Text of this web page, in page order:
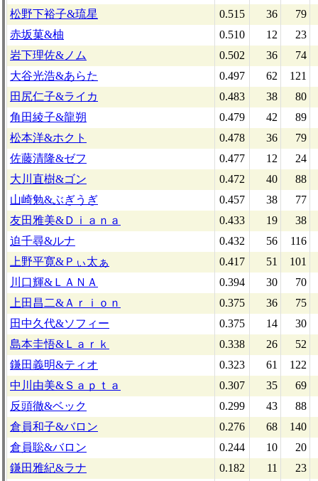
松野下裕子&琉星
0.515 36
79
赤坂菓&柚
0.510 12
23
岩下理佐&ノム
0.502 36
74
大谷光浩&あらた
0.497 62
121
田尻仁子&ライカ
0.483 38
80
角田綾子&龍朔
0.479 42
89
松本洋&ホクト
0.478 36
79
佐藤清隆&ゼフ
0.477 12
24
大川直樹&ゴン
0.472 40
88
山崎勉&ぶぎうぎ
0.457 38
77
友田雅美&Ｄｉａｎａ
0.433 19
38
迫千尋&ルナ
0.432 56
116
上野平寛&Ｐぃ太ぁ
0.417 51
101
川口輝&ＬＡＮＡ
0.394 30
70
上田昌二&Ａｒｉｏｎ
0.375 36
75
田中久代&ソフィー
0.375 14
30
島本圭悟&Ｌａｒｋ
0.338 26
52
鎌田義明&ティオ
0.323 61
122
中川由美&Ｓａｐｔａ
0.307 35
69
反頭徹&ベック
0.299 43
88
倉員和子&バロン
0.276 68
140
倉員聡&バロン
0.244 10
20
鎌田雅紀&ラナ
0.182 11
23